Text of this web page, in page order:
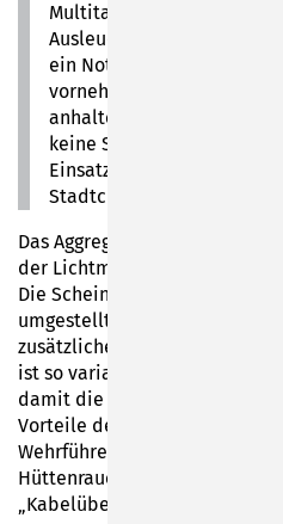
Multitalent und dient nicht
Ausleuchtung von
ein Notstromaggregat
vornehmen, um zum
anhaltenden Stromausfall
keine Stadt in unserer
Einsatzlagen soweit
Stadtchef diesbezüglich.
Das Aggregat ist flexibel
der Lichtmast auf 6,5 Meter
Die Scheinwerfer wurden von
umgestellt, weitere
zusätzlicher Ausrüstung
ist so variabel, dass sie an
damit die neue Technik
Vorteile der Neuanschaffung
Wehrführer Tony Pietzonka
Hüttenrauch bevor statt der
„Kabelübergabe“ erfolgte.